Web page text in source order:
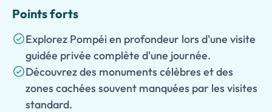
Points forts
Explorez Pompéi en profondeur lors d'une visite
guidée privée complète d'une journée.
Découvrez des monuments célèbres et des
zones cachées souvent manquées par les visites
standard.